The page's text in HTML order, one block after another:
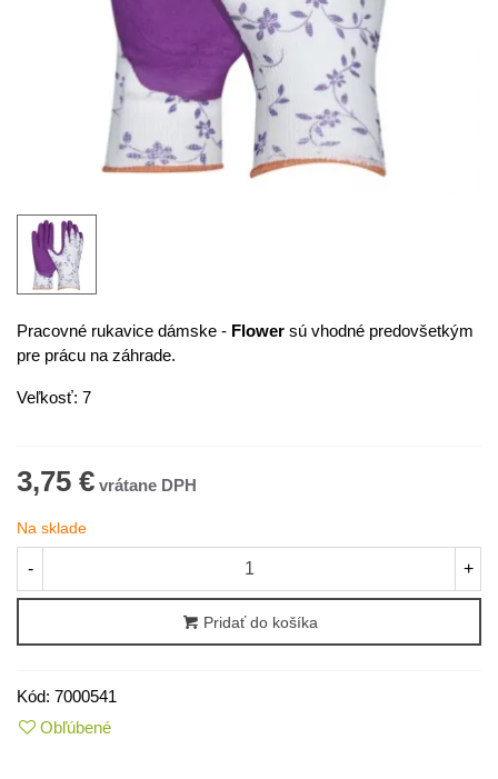
Pracovné rukavice dámske - Flower sú vhodné predovšetkým
pre prácu na záhrade.
Veľkosť: 7
3,75 €
Na sklade
- +
Pridať do košíka
Kód: 7000541
Obľúbené